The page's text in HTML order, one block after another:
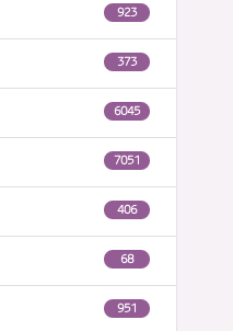
923
373
6045
7051
406
68
951